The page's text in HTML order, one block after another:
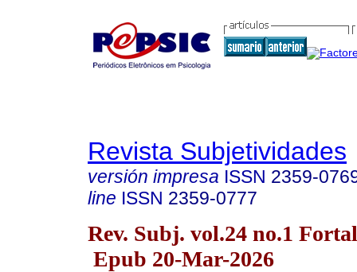
Revista Subjetividades
versión impresa ISSN 2359-
line ISSN 2359-0777
Rev. Subj. vol.24 no.1
Epub 20-Mar-2026